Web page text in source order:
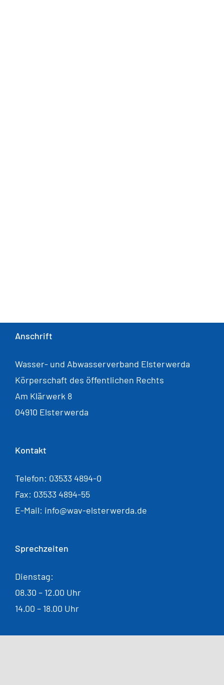
Anschrift
Wasser- und Abwasserverband Elsterwerda
Körperschaft des öffentlichen Rechts
Am Klärwerk 8
04910 Elsterwerda
Kontakt
Telefon: 03533 4894-0
Fax: 03533 4894-55
E-Mail: info@wav-elsterwerda.de
Sprechzeiten
Dienstag:
08.30 – 12.00 Uhr
14.00 – 18.00 Uhr